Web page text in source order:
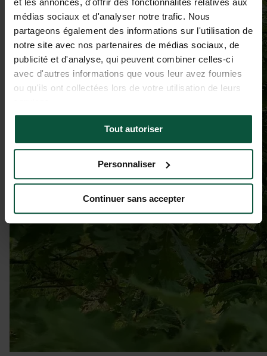
médias sociaux et d'analyser notre trafic. Nous
partageons également des informations sur l'utilisation de
notre site avec nos partenaires de médias sociaux, de
publicité et d'analyse, qui peuvent combiner celles-ci
avec d'autres informations que vous leur avez fournies
ou qu'ils ont collectées lors de votre utilisation de leurs
Tout autoriser
Personnaliser
Continuer sans accepter